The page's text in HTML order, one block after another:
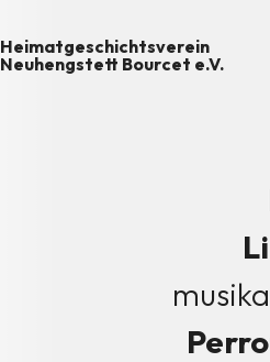
Heimatgeschichtsverein
Neuhengstett Bourcet e.V.